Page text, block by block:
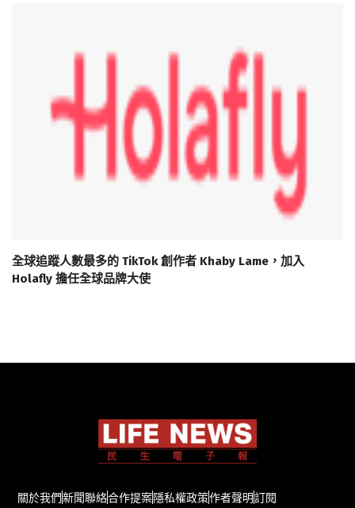
全球追蹤人數最多的 TikTok 創作者 Khaby Lame，加入
Holafly 擔任全球品牌大使
關於我們新聞聯絡合作提案隱私權政策作者聲明訂閱